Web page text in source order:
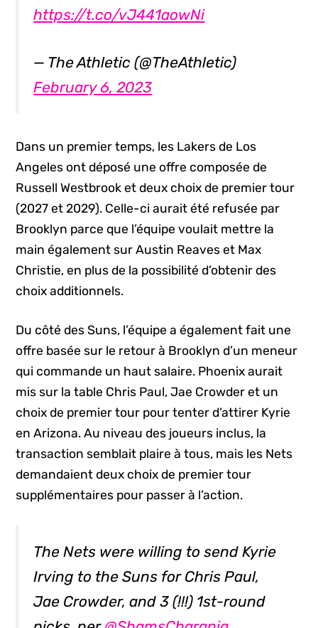
https://t.co/vJ441aowNi
— The Athletic (@TheAthletic)
February 6, 2023
Dans un premier temps, les Lakers de Los
Angeles ont déposé une offre composée de
Russell Westbrook et deux choix de premier tour
(2027 et 2029). Celle-ci aurait été refusée par
Brooklyn parce que l’équipe voulait mettre la
main également sur Austin Reaves et Max
Christie, en plus de la possibilité d’obtenir des
choix additionnels.
Du côté des Suns, l’équipe a également fait une
offre basée sur le retour à Brooklyn d’un meneur
qui commande un haut salaire. Phoenix aurait
mis sur la table Chris Paul, Jae Crowder et un
choix de premier tour pour tenter d’attirer Kyrie
en Arizona. Au niveau des joueurs inclus, la
transaction semblait plaire à tous, mais les Nets
demandaient deux choix de premier tour
supplémentaires pour passer à l’action.
The Nets were willing to send Kyrie
Irving to the Suns for Chris Paul,
Jae Crowder, and 3 (!!!) 1st-round